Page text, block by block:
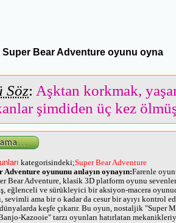
Super Bear Adventure oyunu oyna
Söz: Aşktan korkmak,
şimdiden üç kez
kategorisindeki;Super Bear Adventure
Adventure oyununu anlayın oynayın:Farenle
Bear Adventure, klasik 3D platform oyunu
eğlenceli ve sürükleyici bir aksiyon-macera
sevimli ama bir o kadar da cesur bir ayıyı kontrol
keşfe çıkarır. Bu oyun, nostaljik "Super
Kazooie" tarzı oyunları hatırlatan